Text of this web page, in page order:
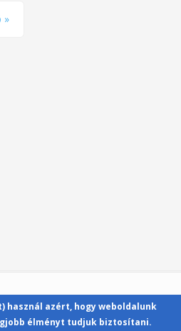
»
használ azért, hogy weboldalunk
élményt tudjuk biztosítani.